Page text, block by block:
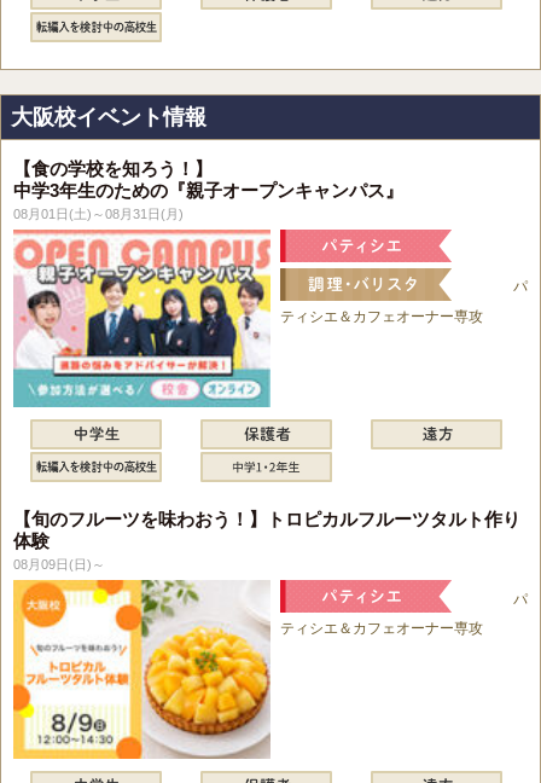
大阪校イベント情報
【食の学校を知ろう！】
中学3年生のための『親子オープンキャンパス』
08月01日(土)～08月31日(月)
パ
ティシエ＆カフェオーナー専攻
【旬のフルーツを味わおう！】トロピカルフルーツタルト作り
体験
08月09日(日)～
パ
ティシエ＆カフェオーナー専攻